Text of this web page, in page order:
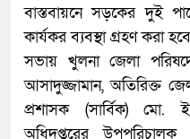
বাস্তবায়নে সড়কের দুই
কার্যকর ব্যবস্থা গ্রহণ করা
সভায় খুলনা জেলা
আসাদুজ্জামান, অতিরিক্ত
প্রশাসক (সার্বিক) মো.
অধিদপ্তরের